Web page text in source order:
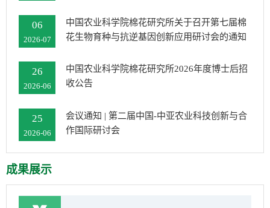
06
2026-07
中国农业科学院棉花研究所关于召开第七届棉
花生物育种与抗逆基因创新应用研讨会的通知
26
2026-06
中国农业科学院棉花研究所2026年度博士后招
收公告
25
2026-06
会议通知 | 第二届中国-中亚农业科技创新与合
作国际研讨会
成果展示